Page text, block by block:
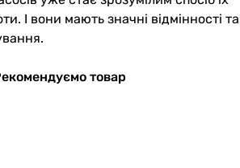
І вони мають значні відмінності та
товар